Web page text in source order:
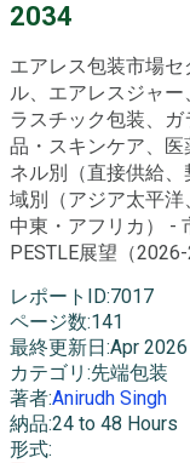
2034
エアレス包装市場
ル、エアレスジャ
ラスチック包装、
品・スキンケア、
ネル別（直接供給
域別（アジア太平洋
中東・アフリカ） -
PESTLE展望（2026-
レポートID:7017
ページ数:141
最終更新日 :Apr 2026
カテゴリ :先端包装
著者:Anirudh Singh
納品:24 to 48 Hours
形式: